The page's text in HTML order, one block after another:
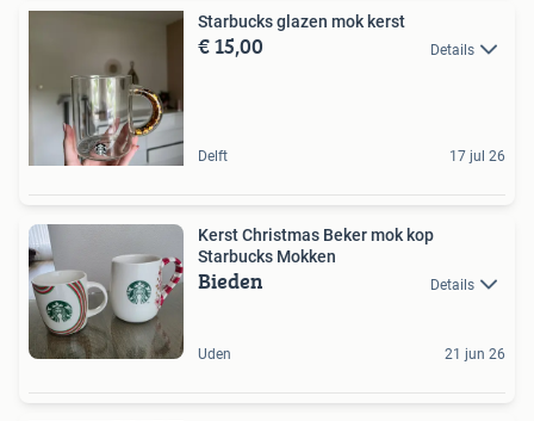
Starbucks glazen mok kerst
€ 15,00 Details
Delft 17 jul 26
Kerst Christmas Beker mok kop
Starbucks Mokken
Bieden Details
Uden 21 jun 26